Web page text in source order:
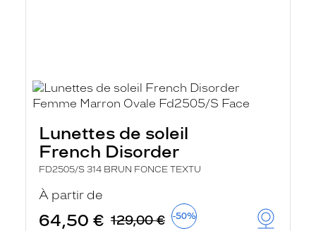
Lunettes de soleil
French Disorder
FD2505/S 314 BRUN FONCE TEXTU
À partir de
64,50 € 129,00 € -50%